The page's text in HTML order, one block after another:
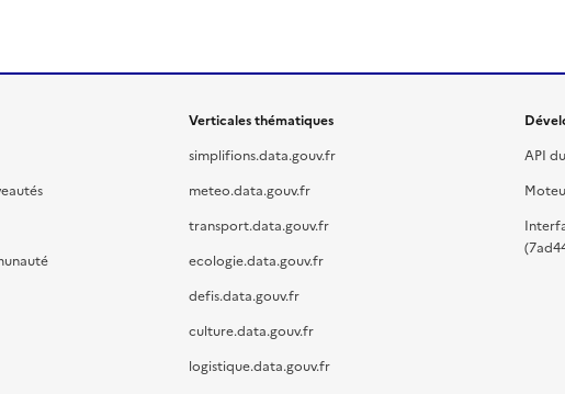
Verticales thématiques
simplifions.data.gouv.fr
meteo.data.gouv.fr
transport.data.gouv.fr
ecologie.data.gouv.fr
defis.data.gouv.fr
culture.data.gouv.fr
logistique.data.gouv.fr
API